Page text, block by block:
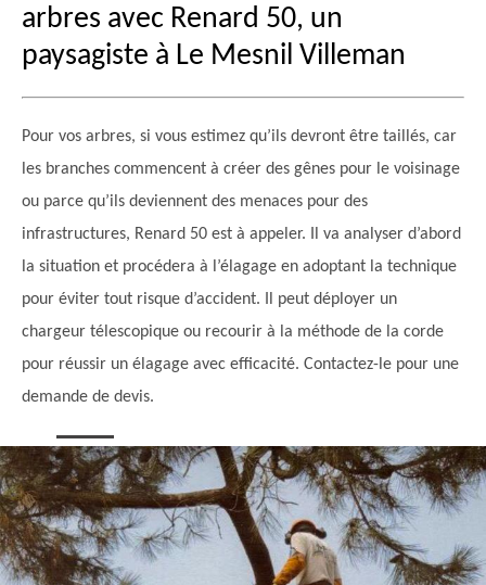
arbres avec Renard 50, un
paysagiste à Le Mesnil Villeman
Pour vos arbres, si vous estimez qu’ils devront être taillés, car
les branches commencent à créer des gênes pour le voisinage
ou parce qu’ils deviennent des menaces pour des
infrastructures, Renard 50 est à appeler. Il va analyser d’abord
la situation et procédera à l’élagage en adoptant la technique
pour éviter tout risque d’accident. Il peut déployer un
chargeur télescopique ou recourir à la méthode de la corde
pour réussir un élagage avec efficacité. Contactez-le pour une
demande de devis.